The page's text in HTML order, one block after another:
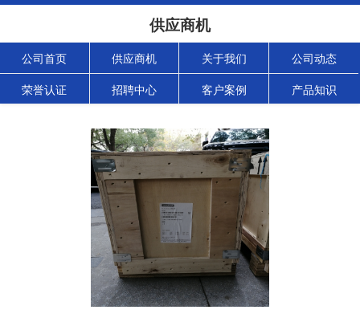
供应商机
公司首页 供应商机 关于我们 公司动态
荣誉认证 招聘中心 客户案例 产品知识